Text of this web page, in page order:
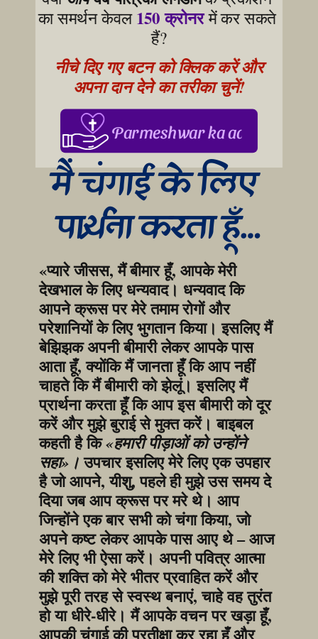
का समर्थन केवल 150 क्रोनर में कर सकते
हैं?
नीचे दिए गए बटन को क्लिक करें और
अपना दान देने का तरीका चुनें!
Parmeshwar ka aabhar,
मैं चंगाई के लिए
प्रार्थना करता हूँ…
«प्यारे जीसस, मैं बीमार हूँ, आपके मेरी
देखभाल के लिए धन्यवाद। धन्यवाद कि
आपने क्रूस पर मेरे तमाम रोगों और
परेशानियों के लिए भुगतान किया। इसलिए मैं
बेझिझक अपनी बीमारी लेकर आपके पास
आता हूँ, क्योंकि मैं जानता हूँ कि आप नहीं
चाहते कि मैं बीमारी को झेलूं। इसलिए मैं
प्रार्थना करता हूँ कि आप इस बीमारी को दूर
करें और मुझे बुराई से मुक्त करें। बाइबल
कहती है कि «हमारी पीड़ाओं को उन्होंने
सहा»। उपचार इसलिए मेरे लिए एक उपहार
है जो आपने, यीशु, पहले ही मुझे उस समय दे
दिया जब आप क्रूस पर मरे थे। आप
जिन्होंने एक बार सभी को चंगा किया, जो
अपने कष्ट लेकर आपके पास आए थे – आज
मेरे लिए भी ऐसा करें। अपनी पवित्र आत्मा
की शक्ति को मेरे भीतर प्रवाहित करें और
मुझे पूरी तरह से स्वस्थ बनाएं, चाहे वह तुरंत
हो या धीरे-धीरे। मैं आपके वचन पर खड़ा हूँ,